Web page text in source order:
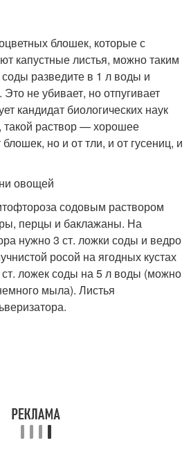
блошек, которые с
капустные листья, можно таким
разведите в 1 л воды и
не убивает, но отпугивает
кандидат биологических наук
такой раствор — хорошее
но и от тли, и от гусениц, и
овощей
содовым раствором
перцы и баклажаны. На
нужно 3 ст. ложки соды и ведро
росой на ягодных кустах
ст. ложек соды на 5 л воды (можно
мыла). Листья